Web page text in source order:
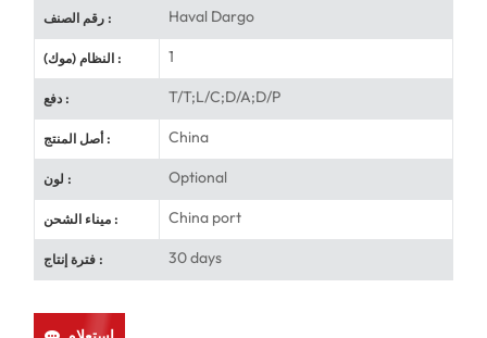
رقم الصنف : Haval Dargo
النظام (موك) : 1
دفع : T/T;L/C;D/A;D/P
أصل المنتج : China
لون : Optional
ميناء الشحن : China port
فترة إنتاج : 30 days